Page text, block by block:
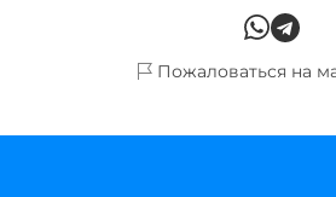
Пожаловаться на